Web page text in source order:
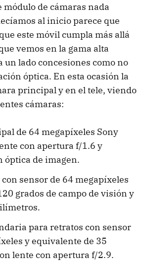
módulo de cámaras nada
al inicio parece que
este móvil cumpla más allá
vemos en la gama alta
un lado concesiones como no
óptica. En esta ocasión la
principal y en el tele, viendo
cámaras:
de 64 megapíxeles Sony
con apertura f/1.6 y
óptica de imagen.
sensor de 64 megapíxeles
grados de campo de visión y
para retratos con sensor
y equivalente de 35
lente con apertura f/2.9.